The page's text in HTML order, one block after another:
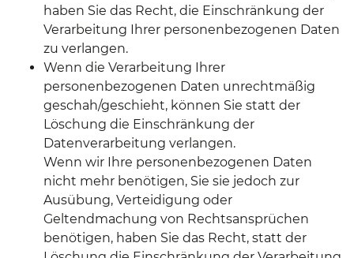
haben Sie das Recht, die Einschränkung der
Verarbeitung Ihrer personenbezogenen Daten
zu verlangen.
Wenn die Verarbeitung Ihrer
personenbezogenen Daten unrechtmäßig
geschah/geschieht, können Sie statt der
Löschung die Einschränkung der
Datenverarbeitung verlangen.
Wenn wir Ihre personenbezogenen Daten
nicht mehr benötigen, Sie sie jedoch zur
Ausübung, Verteidigung oder
Geltendmachung von Rechtsansprüchen
benötigen, haben Sie das Recht, statt der